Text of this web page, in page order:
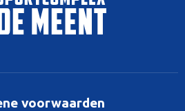
voorwaarden